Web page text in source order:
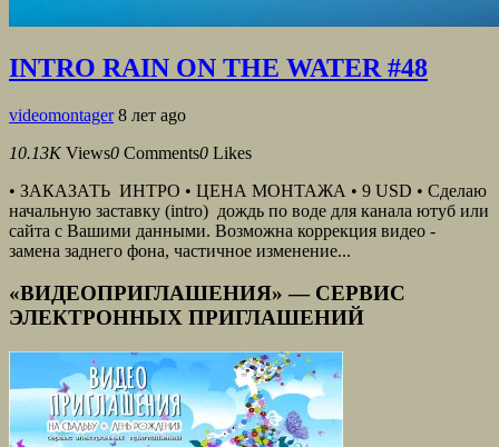
INTRO RAIN ON THE WATER #48
videomontager 8 лет ago
10.13K Views0 Comments0 Likes
• ЗАКАЗАТЬ ИНТРО • ЦЕНА МОНТАЖА • 9 USD • Сделаю
начальную заставку (intro) дождь по воде для канала ютуб или
сайта с Вашими данными. Возможна коррекция видео -
замена заднего фона, частичное изменение...
«ВИДЕОПРИГЛАШЕНИЯ» — СЕРВИС
ЭЛЕКТРОННЫХ ПРИГЛАШЕНИЙ